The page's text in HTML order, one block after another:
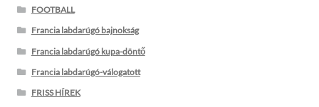
FOOTBALL
Francia labdarúgó bajnokság
Francia labdarúgó kupa-döntő
Francia labdarúgó-válogatott
FRISS HÍREK